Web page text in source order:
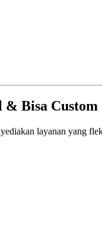
& Bisa Custom
layanan yang